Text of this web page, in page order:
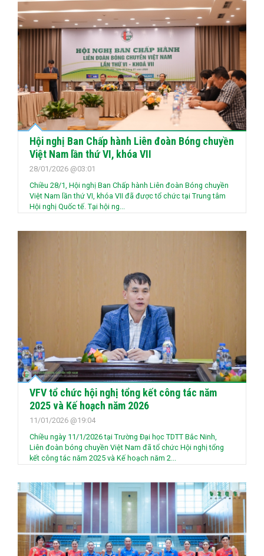
Hội nghị Ban Chấp hành Liên đoàn Bóng chuyền
Việt Nam lần thứ VI, khóa VII
28/01/2026 @03:01
Chiều 28/1, Hội nghị Ban Chấp hành Liên đoàn Bóng chuyền
Việt Nam lần thứ VI, khóa VII đã được tổ chức tại Trung tâm
Hội nghị Quốc tế. Tại hội ng...
VFV tổ chức hội nghị tổng kết công tác năm
2025 và Kế hoạch năm 2026
11/01/2026 @19:04
Chiều ngày 11/1/2026 tại Trường Đại học TDTT Bắc Ninh,
Liên đoàn bóng chuyền Việt Nam đã tổ chức Hội nghị tổng
kết công tác năm 2025 và Kế hoạch năm 2...